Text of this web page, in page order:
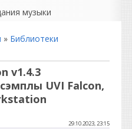
музыки
» Библиотеки
v1.4.3
UVI Falcon,
29.10.2023, 23:15